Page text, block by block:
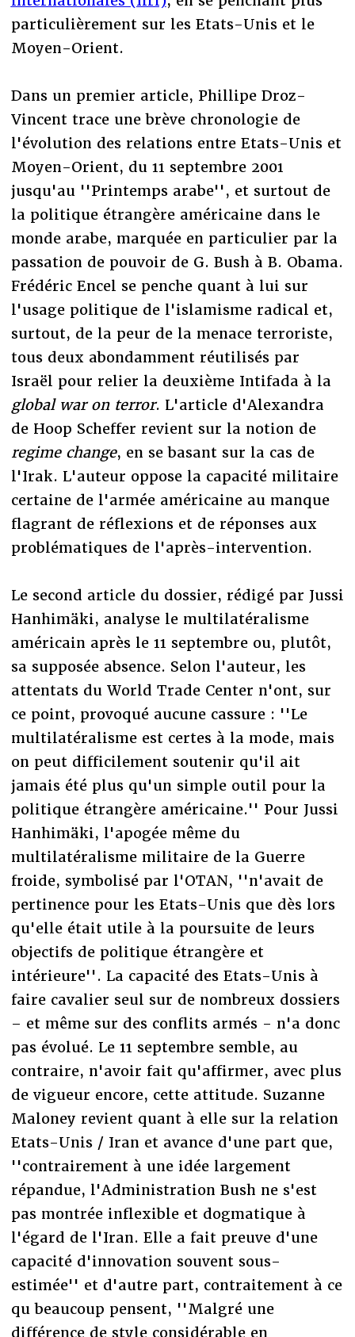
particulièrement sur les Etats-Unis et le
Moyen-Orient.
Dans un premier article, Phillipe Droz-
Vincent trace une brève chronologie de
l'évolution des relations entre Etats-Unis et
Moyen-Orient, du 11 septembre 2001
jusqu'au ''Printemps arabe'', et surtout de
la politique étrangère américaine dans le
monde arabe, marquée en particulier par la
passation de pouvoir de G. Bush à B. Obama.
Frédéric Encel se penche quant à lui sur
l'usage politique de l'islamisme radical et,
surtout, de la peur de la menace terroriste,
tous deux abondamment réutilisés par
Israël pour relier la deuxième Intifada à la
global war on terror. L'article d'Alexandra
de Hoop Scheffer revient sur la notion de
regime change, en se basant sur la cas de
l'Irak. L'auteur oppose la capacité militaire
certaine de l'armée américaine au manque
flagrant de réflexions et de réponses aux
problématiques de l'après-intervention.
Le second article du dossier, rédigé par Jussi
Hanhimäki, analyse le multilatéralisme
américain après le 11 septembre ou, plutôt,
sa supposée absence. Selon l'auteur, les
attentats du World Trade Center n'ont, sur
ce point, provoqué aucune cassure : ''Le
multilatéralisme est certes à la mode, mais
on peut difficilement soutenir qu'il ait
jamais été plus qu'un simple outil pour la
politique étrangère américaine.'' Pour Jussi
Hanhimäki, l'apogée même du
multilatéralisme militaire de la Guerre
froide, symbolisé par l'OTAN, ''n'avait de
pertinence pour les Etats-Unis que dès lors
qu'elle était utile à la poursuite de leurs
objectifs de politique étrangère et
intérieure''. La capacité des Etats-Unis à
faire cavalier seul sur de nombreux dossiers
– et même sur des conflits armés - n'a donc
pas évolué. Le 11 septembre semble, au
contraire, n'avoir fait qu'affirmer, avec plus
de vigueur encore, cette attitude. Suzanne
Maloney revient quant à elle sur la relation
Etats-Unis / Iran et avance d'une part que,
''contrairement à une idée largement
répandue, l'Administration Bush ne s'est
pas montrée inflexible et dogmatique à
l'égard de l'Iran. Elle a fait preuve d'une
capacité d'innovation souvent sous-
estimée'' et d'autre part, contraitement à ce
qu beaucoup pensent, ''Malgré une
différence de style considérable en